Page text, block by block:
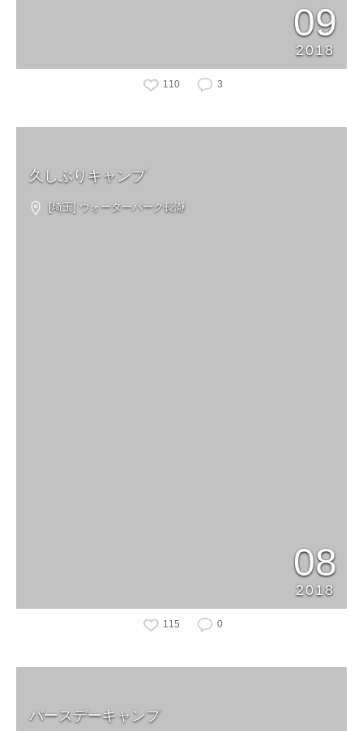
09
2018
110 3
久しぶりキャンプ
[埼玉] ウォーターパーク長瀞
08
2018
115 0
バースデーキャンプ